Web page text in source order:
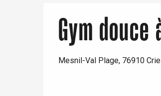
Gym douce
Mesnil-Val Plage, 76910